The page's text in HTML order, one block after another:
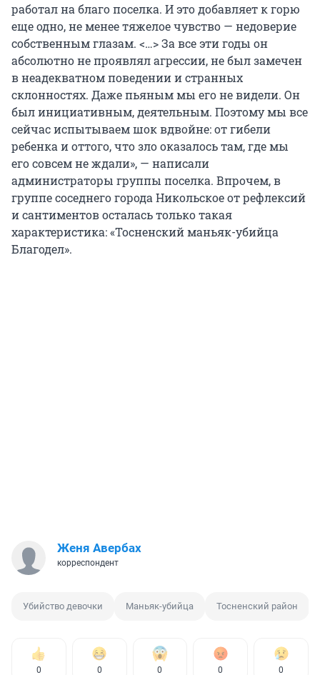
работал на благо поселка. И это добавляет к горю
еще одно, не менее тяжелое чувство — недоверие
собственным глазам. <…> За все эти годы он
абсолютно не проявлял агрессии, не был замечен
в неадекватном поведении и странных
склонностях. Даже пьяным мы его не видели. Он
был инициативным, деятельным. Поэтому мы все
сейчас испытываем шок вдвойне: от гибели
ребенка и оттого, что зло оказалось там, где мы
его совсем не ждали», — написали
администраторы группы поселка. Впрочем, в
группе соседнего города Никольское от рефлексий
и сантиментов осталась только такая
характеристика: «Тосненский маньяк-убийца
Благодел».
Женя Авербах
корреспондент
Убийство девочки Маньяк-убийца Тосненский район
0 0 0 0 0